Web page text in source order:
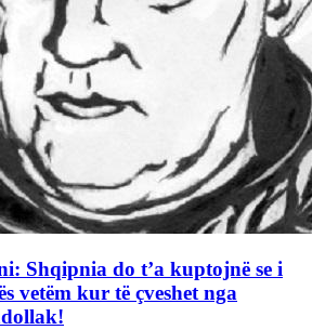
Shqipnia do t’a kuptojnë se i
vetëm kur të çveshet nga